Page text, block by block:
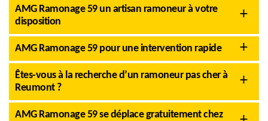
AMG Ramonage 59 un artisan ramoneur à votre
disposition
AMG Ramonage 59 pour une intervention rapide
Êtes-vous à la recherche d’un ramoneur pas cher à
Reumont ?
AMG Ramonage 59 se déplace gratuitement chez